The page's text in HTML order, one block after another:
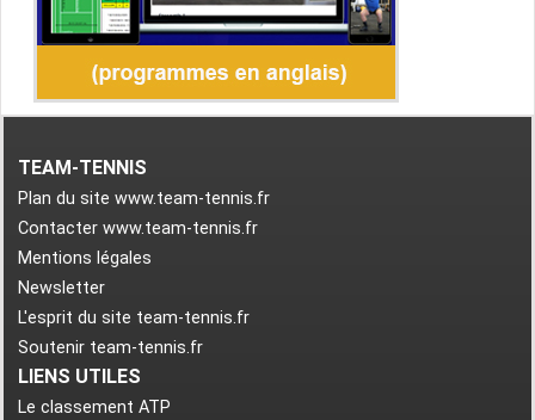
TEAM-TENNIS
Plan du site www.team-tennis.fr
Contacter www.team-tennis.fr
Mentions légales
Newsletter
L'esprit du site team-tennis.fr
Soutenir team-tennis.fr
LIENS UTILES
Le classement ATP